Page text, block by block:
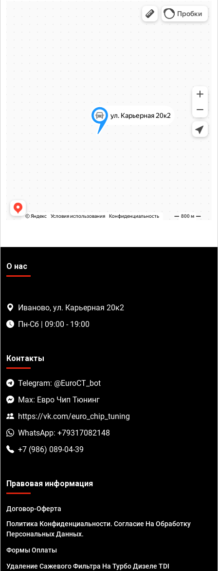
О нас
Иваново, ул. Карьерная 20к2
Пн-Сб | 09:00 - 19:00
Контакты
Telegram: @EuroCT_bot
Max: Евро Чип Тюнинг
https://vk.com/euro_chip_tuning
WhatsApp: +79317082148
+7 (986) 089-04-39
Правовая информация
Договор-Оферта
Политика Конфиденциальности. Согласие На Обработку
Персональных Данных.
Формы Оплаты
Удаление Сажевого Фильтра На Турбо Дизеле TDI